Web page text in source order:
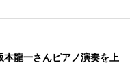
龍一さんピアノ演奏を上